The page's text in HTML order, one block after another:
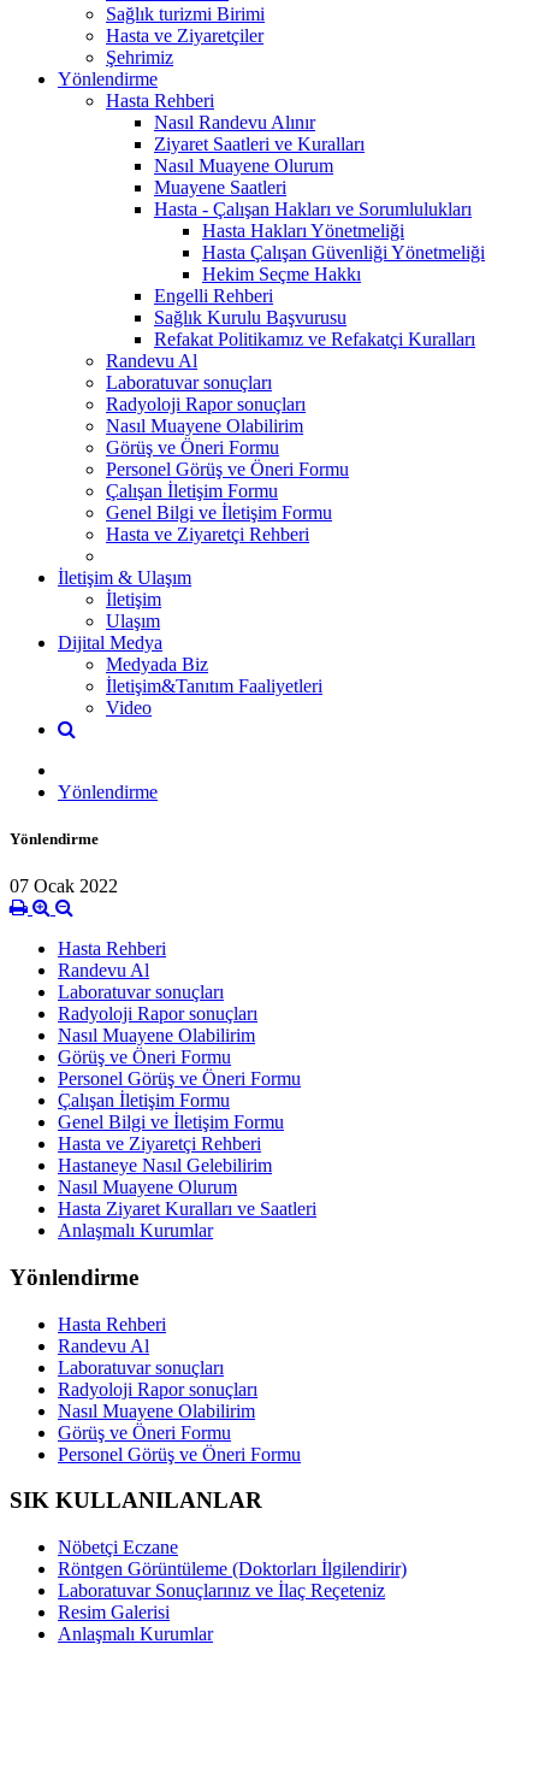
Sağlık turizmi Birimi
Hasta ve Ziyaretçiler
Şehrimiz
Yönlendirme
Hasta Rehberi
Nasıl Randevu Alınır
Ziyaret Saatleri ve Kuralları
Nasıl Muayene Olurum
Muayene Saatleri
Hasta - Çalışan Hakları ve Sorumlulukları
Hasta Hakları Yönetmeliği
Hasta Çalışan Güvenliği Yönetmeliği
Hekim Seçme Hakkı
Engelli Rehberi
Sağlık Kurulu Başvurusu
Refakat Politikamız ve Refakatçi Kuralları
Randevu Al
Laboratuvar sonuçları
Radyoloji Rapor sonuçları
Nasıl Muayene Olabilirim
Görüş ve Öneri Formu
Personel Görüş ve Öneri Formu
Çalışan İletişim Formu
Genel Bilgi ve İletişim Formu
Hasta ve Ziyaretçi Rehberi
İletişim & Ulaşım
İletişim
Ulaşım
Dijital Medya
Medyada Biz
İletişim&Tanıtım Faaliyetleri
Video
Yönlendirme
Yönlendirme
07 Ocak 2022
Hasta Rehberi
Randevu Al
Laboratuvar sonuçları
Radyoloji Rapor sonuçları
Nasıl Muayene Olabilirim
Görüş ve Öneri Formu
Personel Görüş ve Öneri Formu
Çalışan İletişim Formu
Genel Bilgi ve İletişim Formu
Hasta ve Ziyaretçi Rehberi
Hastaneye Nasıl Gelebilirim
Nasıl Muayene Olurum
Hasta Ziyaret Kuralları ve Saatleri
Anlaşmalı Kurumlar
Yönlendirme
Hasta Rehberi
Randevu Al
Laboratuvar sonuçları
Radyoloji Rapor sonuçları
Nasıl Muayene Olabilirim
Görüş ve Öneri Formu
Personel Görüş ve Öneri Formu
SIK KULLANILANLAR
Nöbetçi Eczane
Röntgen Görüntüleme (Doktorları İlgilendirir)
Laboratuvar Sonuçlarınız ve İlaç Reçeteniz
Resim Galerisi
Anlaşmalı Kurumlar